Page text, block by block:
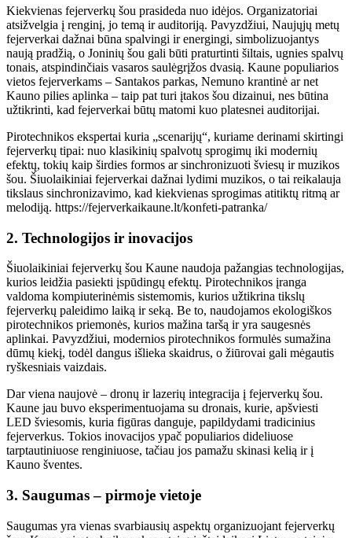
Kiekvienas fejerverkų šou prasideda nuo idėjos. Organizatoriai
atsižvelgia į renginį, jo temą ir auditoriją. Pavyzdžiui, Naujųjų metų
fejerverkai dažnai būna spalvingi ir energingi, simbolizuojantys
naują pradžią, o Joninių šou gali būti praturtinti šiltais, ugnies spalvų
tonais, atspindinčiais vasaros saulėgrįžos dvasią. Kaune populiarios
vietos fejerverkams – Santakos parkas, Nemuno krantinė ar net
Kauno pilies aplinka – taip pat turi įtakos šou dizainui, nes būtina
užtikrinti, kad fejerverkai būtų matomi kuo platesnei auditorijai.
Pirotechnikos ekspertai kuria „scenarijų“, kuriame derinami skirtingi
fejerverkų tipai: nuo klasikinių spalvotų sprogimų iki modernių
efektų, tokių kaip širdies formos ar sinchronizuoti šviesų ir muzikos
šou. Šiuolaikiniai fejerverkai dažnai lydimi muzikos, o tai reikalauja
tikslaus sinchronizavimo, kad kiekvienas sprogimas atitiktų ritmą ar
melodiją. https://fejerverkaikaune.lt/konfeti-patranka/
2. Technologijos ir inovacijos
Šiuolaikiniai fejerverkų šou Kaune naudoja pažangias technologijas,
kurios leidžia pasiekti įspūdingų efektų. Pirotechnikos įranga
valdoma kompiuterinėmis sistemomis, kurios užtikrina tikslų
fejerverkų paleidimo laiką ir seką. Be to, naudojamos ekologiškos
pirotechnikos priemonės, kurios mažina taršą ir yra saugesnės
aplinkai. Pavyzdžiui, modernios pirotechnikos formulės sumažina
dūmų kiekį, todėl dangus išlieka skaidrus, o žiūrovai gali mėgautis
ryškesniais vaizdais.
Dar viena naujovė – dronų ir lazerių integracija į fejerverkų šou.
Kaune jau buvo eksperimentuojama su dronais, kurie, apšviesti
LED šviesomis, kuria figūras danguje, papildydami tradicinius
fejerverkus. Tokios inovacijos ypač populiarios dideliuose
tarptautiniuose renginiuose, tačiau jos pamažu skinasi kelią ir į
Kauno šventes.
3. Saugumas – pirmoje vietoje
Saugumas yra vienas svarbiausių aspektų organizuojant fejerverkų